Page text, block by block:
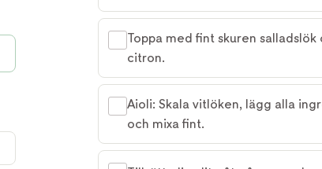
Toppa med fint skuren
citron.
Aioli: Skala vitlöken, lägg alla
och mixa fint.